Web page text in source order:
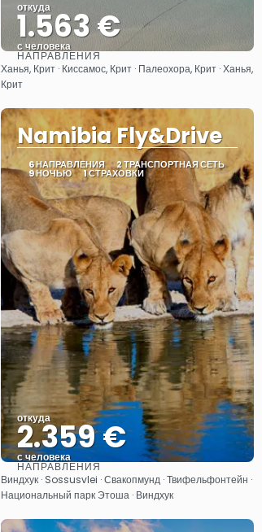
откуда
1.563 €
с человека
Видеть
НАПРАВЛЕНИЯ
Ханья, Крит · Киссамос, Крит · Палеохора, Крит · Ханья,
Крит
Namibia Fly&Drive
6 НАПРАВЛЕНИЯ 2 ТРАНСПОРТНАЯ СЕТЬ
9 НОЧЬЮ 1 СТРАХОВКИ
откуда
2.359 €
с человека
Видеть
НАПРАВЛЕНИЯ
Виндхук · Sossusvlei · Свакопмунд · Твифельфонтейн ·
Национальный парк Этоша · Виндхук